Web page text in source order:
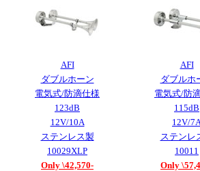
AFI
ダブルホーン
電気式/防滴仕様
123dB
12V/10A
ステンレス製
10029XLP
Only \42,570-
AFI
ダブルホ
電気式/防
115dB
12V/
ステンレ
10011
Only